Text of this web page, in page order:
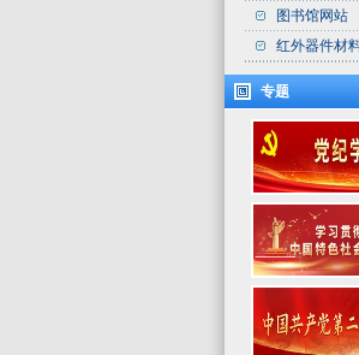
图书馆网站
红外器件材
专题